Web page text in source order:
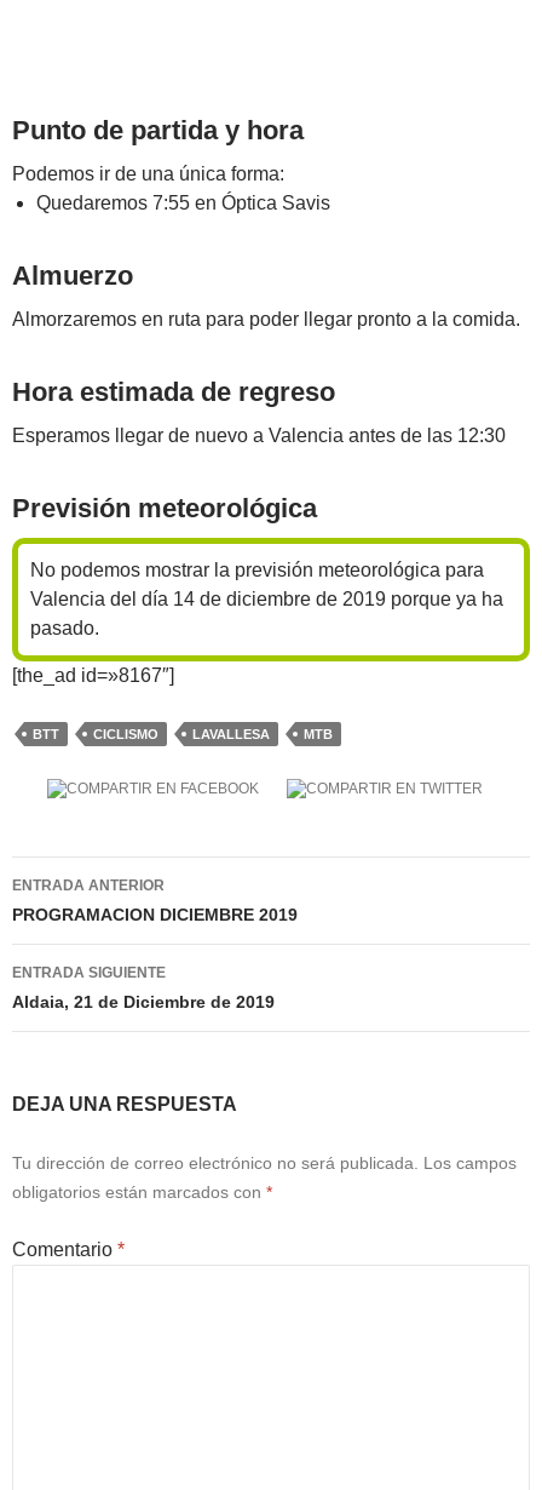
Punto de partida y hora
Podemos ir de una única forma:
Quedaremos 7:55 en Óptica Savis
Almuerzo
Almorzaremos en ruta para poder llegar pronto a la comida.
Hora estimada de regreso
Esperamos llegar de nuevo a Valencia antes de las 12:30
Previsión meteorológica
No podemos mostrar la previsión meteorológica para
Valencia del día 14 de diciembre de 2019 porque ya ha
pasado.
[the_ad id=»8167″]
BTT CICLISMO LAVALLESA MTB
Navegación
de
entradas
ENTRADA ANTERIOR
PROGRAMACION DICIEMBRE 2019
ENTRADA SIGUIENTE
Aldaia, 21 de Diciembre de 2019
DEJA UNA RESPUESTA
Tu dirección de correo electrónico no será publicada.
Los campos
obligatorios están marcados con *
Comentario *